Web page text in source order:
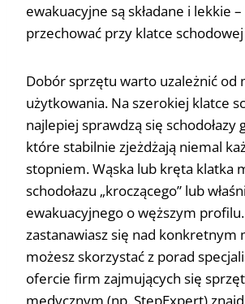
ewakuacyjne są składane i lekkie –
przechować przy klatce
Dobór sprzętu warto uzależnić od
użytkowania. Na szerokiej klatce
najlepiej sprawdzą się schodołazy
które stabilnie zjeżdżają niemal
stopniem. Wąska lub kręta klatka
schodołazu „kroczącego” lub
ewakuacyjnego o węższym profilu.
zastanawiasz się nad konkretnym
możesz skorzystać z porad
ofercie firm zajmujących się
medycznym (np. StepExpert)